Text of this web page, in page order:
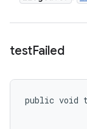
testFailed
public void